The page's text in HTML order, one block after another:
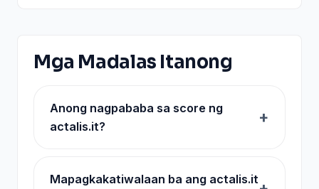
Mga Madalas Itanong
Anong nagpababa sa score ng
actalis.it?
Mapagkakatiwalaan ba ang actalis.it